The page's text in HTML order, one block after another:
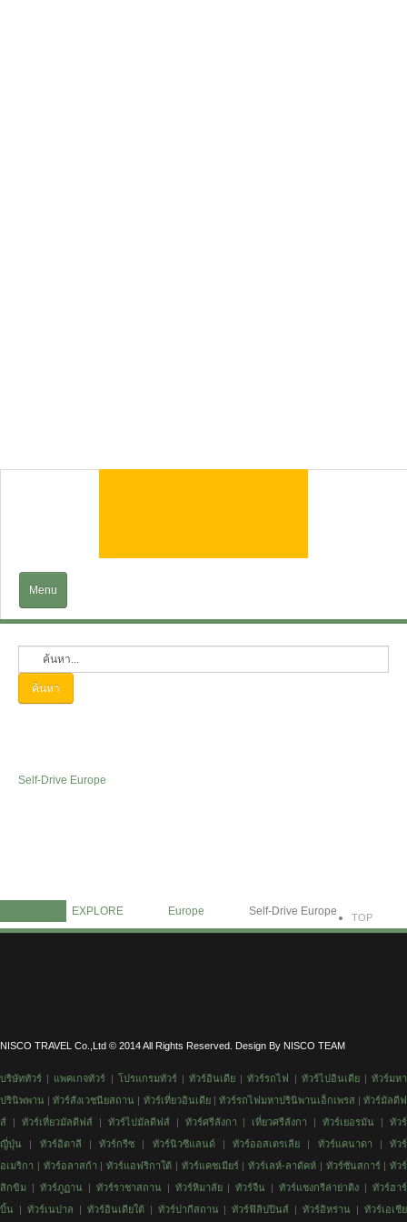
Menu
EXPLORE
Services
ค้นหา
Self-Drive Europe
EXPLORE Europe Self-Drive Europe TOP
NISCO TRAVEL Co.,Ltd © 2014 All Rights Reserved. Design By NISCO TEAM
บริษัททัวร์ | แพคเกจทัวร์ | โปรแกรมทัวร์|ทัวร์อินเดีย |ทัวร์รถไฟ | ทัวร์ไปอินเดีย|ทัวร์มหา
ปรินิพพาน |ทัวร์สังเวชนียสถาน | ทัวร์เที่ยวอินเดีย| ทัวร์รถไฟมหาปรินิพานเอ็กเพรส | ทัวร์มัลดีฟ
ส์ | ทัวร์เที่ยวมัลดีฟส์ | ทัวร์ไปมัลดีฟส์ | ทัวร์ศรีลังกา | เที่ยวศรีลังกา |ทัวร์เยอรมัน |ทัวร์
ญี่ปุ่น | ทัวร์อิตาลี | ทัวร์กรีซ | ทัวร์นิวซีแลนด์| ทัวร์ออสเตรเลีย | ทัวร์แคนาดา | ทัวร์
อเมริกา | ทัวร์อลาสก้า | ทัวร์แอฟริกาใต้ | ทัวร์แคชเมียร์| ทัวร์เลห์-ลาดัคห์ | ทัวร์ซันสการ์| ทัวร์
สิกขิม | ทัวร์ภูฏาน | ทัวร์ราชาสถาน | ทัวร์หิมาลัย|ทัวร์จืน |ทัวร์แชงกรีล่าย่าติง |ทัวร์ฮาร์
บิ้น | ทัวร์เนปาล | ทัวร์อินเดียใต้| ทัวร์ปากีสถาน | ทัวร์ฟิลิปปินส์ |ทัวร์อิหร่าน | ทัวร์เอเชีย